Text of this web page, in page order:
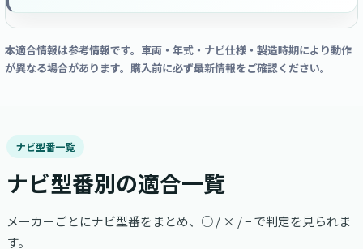
本適合情報は参考情報です。車両・年式・ナビ仕様・製造時期により動作
が異なる場合があります。購入前に必ず最新情報をご確認ください。
ナビ型番一覧
ナビ型番別の適合一覧
メーカーごとにナビ型番をまとめ、○ / × / − で判定を見られま
す。